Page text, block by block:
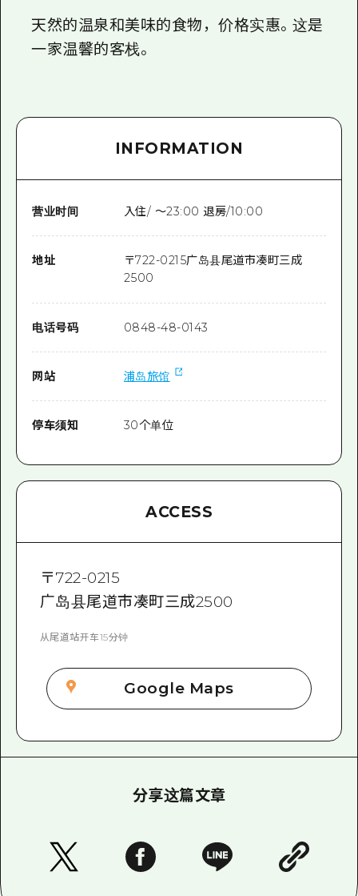
天然的温泉和美味的食物，价格实惠。这是
一家温馨的客栈。
INFORMATION
营业时间 入住/ ～23:00 退房/10:00
地址 〒722-0215广岛县尾道市凑町三成
2500
电话号码 0848-48-0143
网站 浦岛旅馆
停车须知 30个单位
ACCESS
〒722-0215
广岛县尾道市凑町三成2500
从尾道站开车15分钟
Google Maps
分享这篇文章